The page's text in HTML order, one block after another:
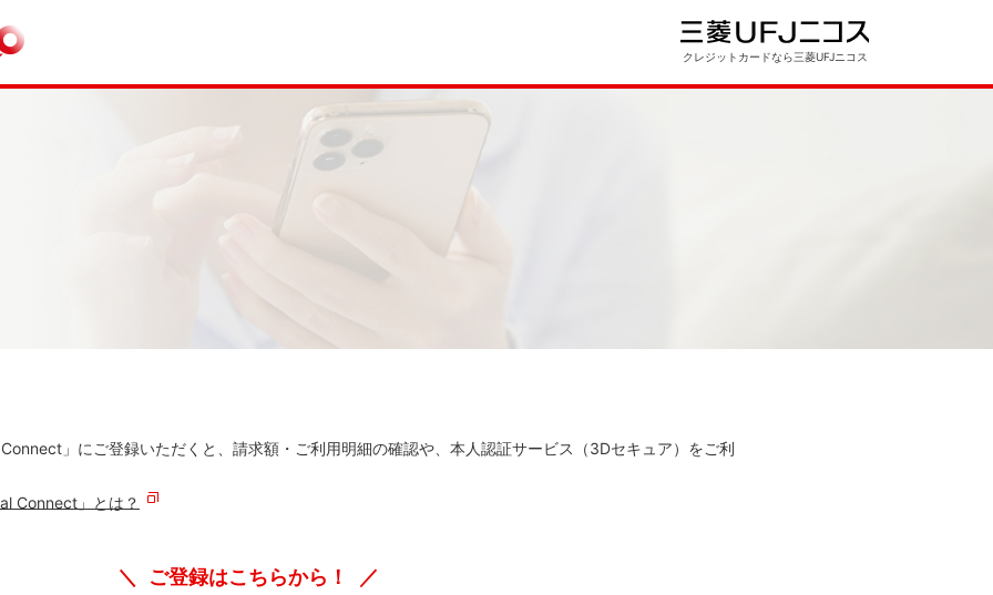
クレジットカードなら三菱UFJニコス
」にご登録いただくと、請求額・ご利用明細の確認や、本人認証サービス（3Dセキュア）をご利
Connect」とは？
ご登録はこちらから！